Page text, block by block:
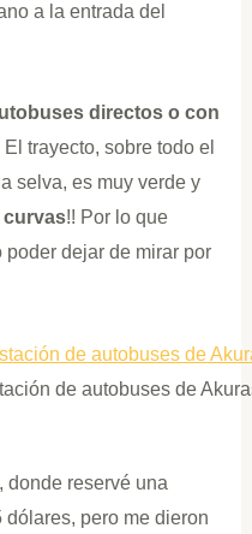
a la entrada del
directos o con
El trayecto, sobre todo el
selva, es muy verde y
!! Por lo que
poder dejar de mirar por
de autobuses de
, donde reservé una
pero me dieron